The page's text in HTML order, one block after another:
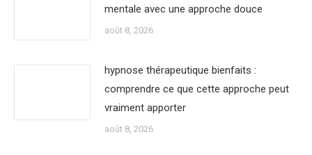
mentale avec une approche douce
août 8, 2026
hypnose thérapeutique bienfaits :
comprendre ce que cette approche peut
vraiment apporter
août 8, 2026